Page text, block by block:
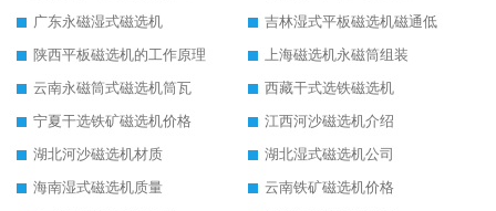
广东永磁湿式磁选机
吉林湿式平板磁选机磁通低
陕西平板磁选机的工作原理
上海磁选机永磁筒组装
云南永磁筒式磁选机筒瓦
西藏干式选铁磁选机
宁夏干选铁矿磁选机价格
江西河沙磁选机介绍
湖北河沙磁选机材质
湖北湿式磁选机公司
海南湿式磁选机质量
云南铁矿磁选机价格